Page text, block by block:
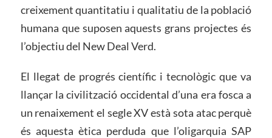
creixement quantitatiu i qualitatiu de la població
humana que suposen aquests grans projectes és
l’objectiu del New Deal Verd.
El llegat de progrés científic i tecnològic que va
llançar la civilització occidental d’una era fosca a
un renaixement el segle XV està sota atac perquè
és aquesta ètica perduda que l’oligarquia SAP